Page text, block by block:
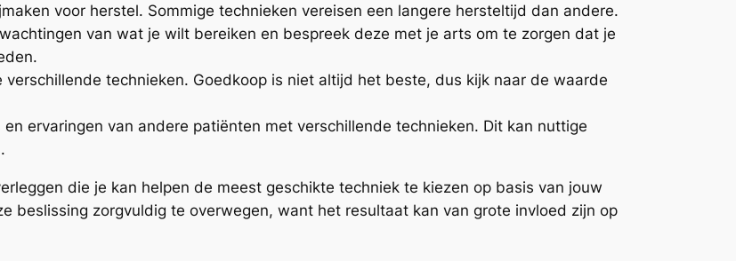
voor herstel. Sommige technieken vereisen een langere hersteltijd dan andere.
van wat je wilt bereiken en bespreek deze met je arts om te zorgen dat je
technieken. Goedkoop is niet altijd het beste, dus kijk naar de waarde
en ervaringen van andere patiënten met verschillende technieken. Dit kan nuttige
die je kan helpen de meest geschikte techniek te kiezen op basis van jouw
beslissing zorgvuldig te overwegen, want het resultaat kan van grote invloed zijn op